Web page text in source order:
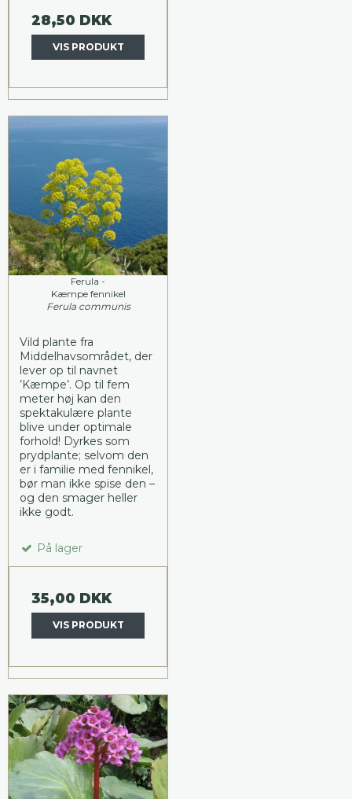
28,50 DKK
VIS PRODUKT
Ferula -
Kæmpe fennikel
Ferula communis
Vild plante fra
Middelhavsområdet, der
lever op til navnet
’Kæmpe’. Op til fem
meter høj kan den
spektakulære plante
blive under optimale
forhold! Dyrkes som
prydplante; selvom den
er i familie med fennikel,
bør man ikke spise den –
og den smager heller
ikke godt.
På lager
35,00 DKK
VIS PRODUKT